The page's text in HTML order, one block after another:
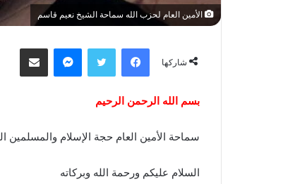
الأمين العام لحزب الله سماحة الشيخ نعيم قاسم
شاركها
فيسبوك تويتر ماسنجر مشاركة عبر البريد
بسم الله الرحمن الرحيم
سماحة الأمين العام حجة الإسلام
السلام عليكم ورحمة الله وبركاته